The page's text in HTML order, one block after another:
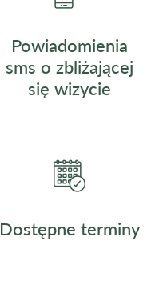
Powiadomienia
sms o zbliżającej
się wizycie
Dostępne terminy